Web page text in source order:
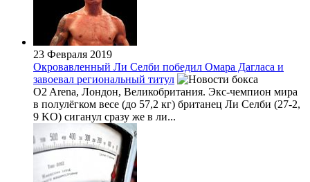
23 Февраля 2019
Окровавленный Ли Селби победил Омара Дагласа и
завоевал региональный титул
O2 Arena, Лондон, Великобритания. Экс-чемпион мира
в полулёгком весе (до 57,2 кг) британец Ли Селби (27-2,
9 KO) сиганул сразу же в ли...